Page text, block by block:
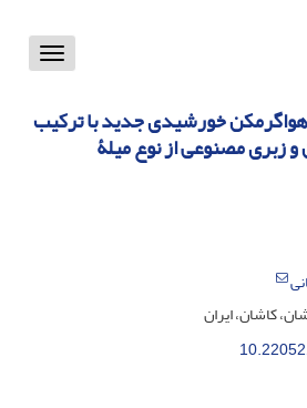
Toggle
خورشیدی جدید با ترکیب
زبری مصنوعی از نوع میلۀ
کاشان، ایران